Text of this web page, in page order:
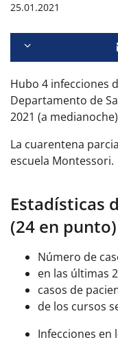
25.01.2021
Hubo 4 infecciones
Departamento de
2021 (a
La cuarentena
escuela Montessori.
Estadísticas
(24 en punto)
Número de
en las últimas
casos de
de los cursos
Infecciones en